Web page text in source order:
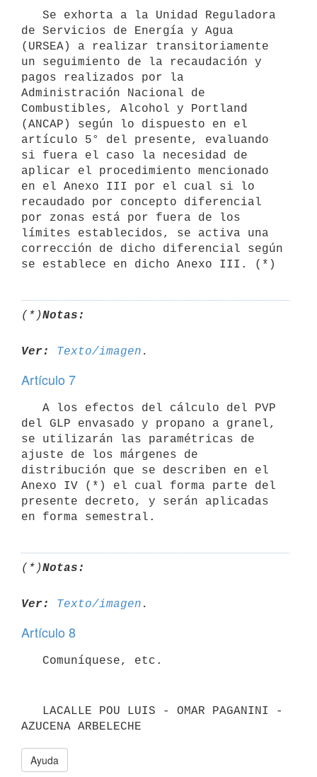
de Servicios de Energía y Agua
(URSEA) a realizar transitoriamente
un seguimiento de la recaudación y
pagos realizados por la
Administración Nacional de
Combustibles, Alcohol y Portland
(ANCAP) según lo dispuesto en el
artículo 5° del presente, evaluando
si fuera el caso la necesidad de
aplicar el procedimiento mencionado
en el Anexo III por el cual si lo
recaudado por concepto diferencial
por zonas está por fuera de los
límites establecidos, se activa una
corrección de dicho diferencial según
se establece en dicho Anexo III. (*)
(*)Notas:
Ver: Texto/imagen
Artículo 7
del GLP envasado y propano a granel,
se utilizarán las paramétricas de
ajuste de los márgenes de
distribución que se describen en el
Anexo IV (*) el cual forma parte del
presente decreto, y serán aplicadas
en forma semestral.
(*)Notas:
Ver: Texto/imagen
Artículo 8
   Comuníquese, etc.
AZUCENA ARBELECHE
Ayuda